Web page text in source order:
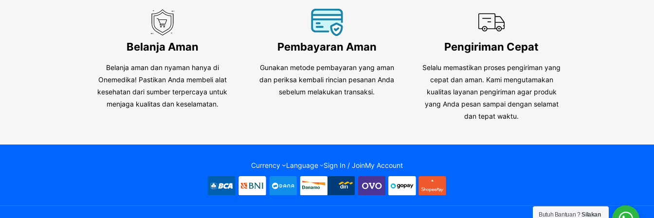
Belanja Aman
Belanja aman dan nyaman hanya di
Onemedika! Pastikan Anda membeli alat
kesehatan dari sumber terpercaya untuk
menjaga kualitas dan keselamatan.
Pembayaran Aman
Gunakan metode pembayaran yang aman
dan periksa kembali rincian pesanan Anda
sebelum melakukan transaksi.
Pengiriman Cepat
Selalu memastikan proses pengiriman yang
cepat dan aman. Kami mengutamakan
kualitas layanan pengiriman agar produk
yang Anda pesan sampai dengan selamat
dan tepat waktu.
Currency Language Sign In / JoinMy Account
Butuh Bantuan ?Silakan